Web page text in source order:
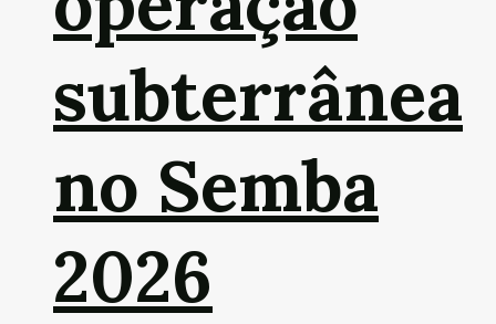
subterrânea
no Semba
2026